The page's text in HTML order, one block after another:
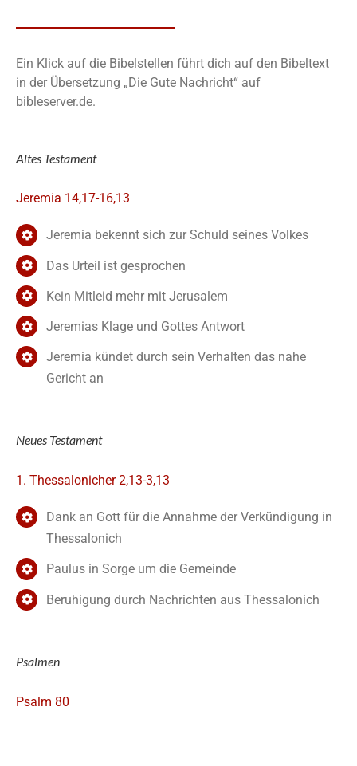
Ein Klick auf die Bibelstellen führt dich auf den Bibeltext
in der Übersetzung „Die Gute Nachricht“ auf
bibleserver.de.
Altes Testament
Jeremia 14,17-16,13
Jeremia bekennt sich zur Schuld seines Volkes
Das Urteil ist gesprochen
Kein Mitleid mehr mit Jerusalem
Jeremias Klage und Gottes Antwort
Jeremia kündet durch sein Verhalten das nahe
Gericht an
Neues Testament
1. Thessalonicher 2,13-3,13
Dank an Gott für die Annahme der Verkündigung in
Thessalonich
Paulus in Sorge um die Gemeinde
Beruhigung durch Nachrichten aus Thessalonich
Psalmen
Psalm 80